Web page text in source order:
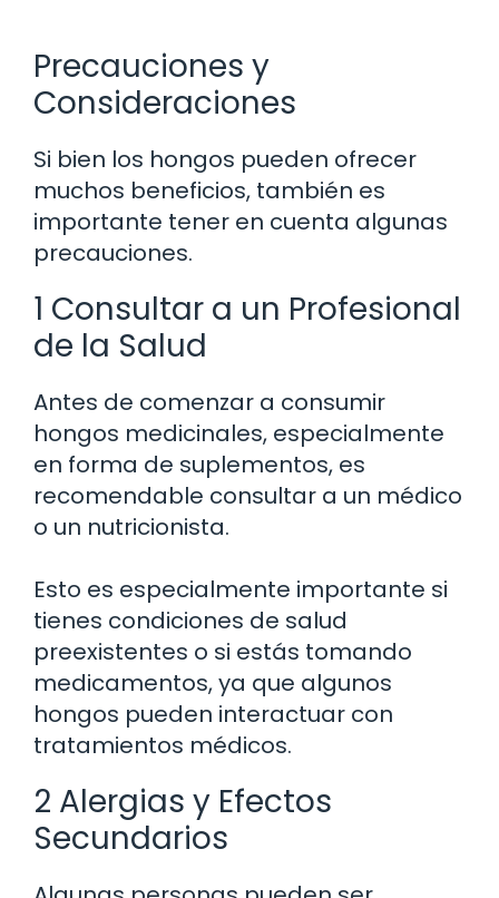
Precauciones y
Consideraciones
Si bien los hongos pueden ofrecer
muchos beneficios, también es
importante tener en cuenta algunas
precauciones.
1 Consultar a un Profesional
de la Salud
Antes de comenzar a consumir
hongos medicinales, especialmente
en forma de suplementos, es
recomendable consultar a un médico
o un nutricionista.
Esto es especialmente importante si
tienes condiciones de salud
preexistentes o si estás tomando
medicamentos, ya que algunos
hongos pueden interactuar con
tratamientos médicos.
2 Alergias y Efectos
Secundarios